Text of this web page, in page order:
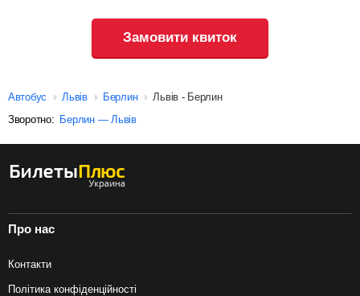
Замовити квиток
Автобус Львів Берлин
Львів - Берлин
Зворотно: Берлин — Львів
Про нас
Контакти
Політика конфіденційності